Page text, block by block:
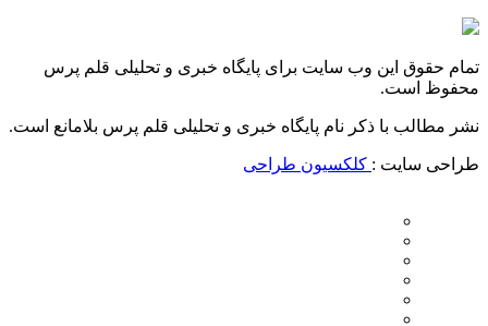
تمام حقوق این وب سایت برای پایگاه خبری و تحلیلی قلم پرس
محفوظ است.
نشر مطالب با ذکر نام پایگاه خبری و تحلیلی قلم پرس بلامانع است.
طراحی سایت : کلکسیون طراحی